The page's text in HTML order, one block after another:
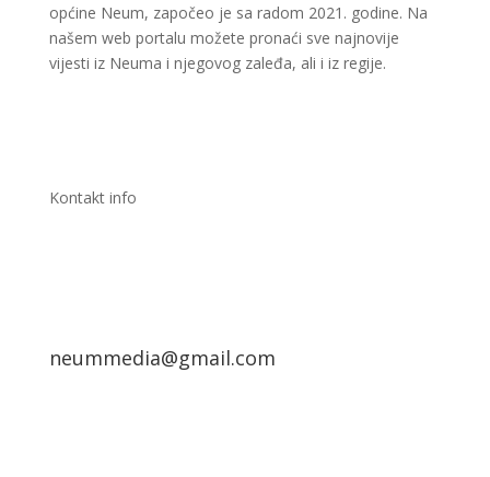
općine Neum, započeo je sa radom 2021. godine. Na
našem web portalu možete pronaći sve najnovije
vijesti iz Neuma i njegovog zaleđa, ali i iz regije.
Kontakt info
neummedia@gmail.com